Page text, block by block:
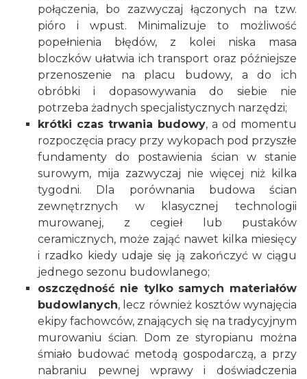
połączenia, bo zazwyczaj łączonych na tzw.
pióro i wpust. Minimalizuje to możliwość
popełnienia błędów, z kolei niska masa
bloczków ułatwia ich transport oraz późniejsze
przenoszenie na placu budowy, a do ich
obróbki i dopasowywania do siebie nie
potrzeba żadnych specjalistycznych narzędzi;
krótki czas trwania budowy, a od momentu
rozpoczęcia pracy przy wykopach pod przyszłe
fundamenty do postawienia ścian w stanie
surowym, mija zazwyczaj nie więcej niż kilka
tygodni. Dla porównania budowa ścian
zewnętrznych w klasycznej technologii
murowanej, z cegieł lub pustaków
ceramicznych, może zająć nawet kilka miesięcy
i rzadko kiedy udaje się ją zakończyć w ciągu
jednego sezonu budowlanego;
oszczędność nie tylko samych materiałów
budowlanych, lecz również kosztów wynajęcia
ekipy fachowców, znających się na tradycyjnym
murowaniu ścian. Dom ze styropianu można
śmiało budować metodą gospodarczą, a przy
nabraniu pewnej wprawy i doświadczenia